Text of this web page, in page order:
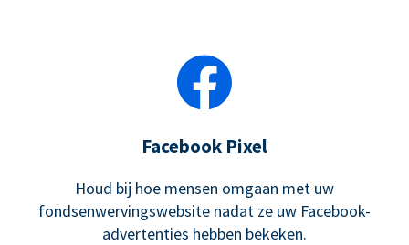
Facebook Pixel
Houd bij hoe mensen omgaan met uw
fondsenwervingswebsite nadat ze uw Facebook-
advertenties hebben bekeken.